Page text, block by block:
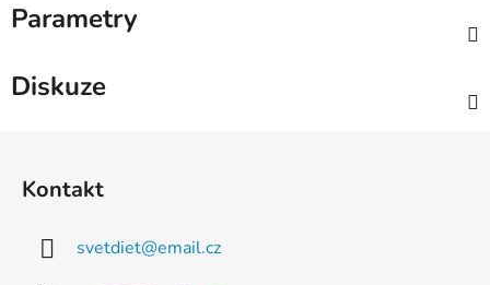
Parametry
Diskuze
Kontakt
svetdiet@email.cz